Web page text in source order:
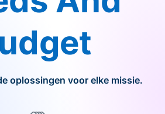
oplossingen voor elke missie.